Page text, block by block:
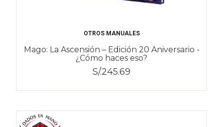
OTROS MANUALES
Mago: La Ascensión – Edición 20 Aniversario -
¿Cómo haces eso?
S/.245.69